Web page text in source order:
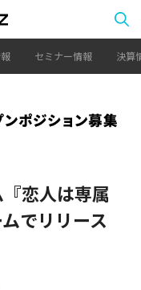
セミナー情報 決算
恋人は専属
でリリース